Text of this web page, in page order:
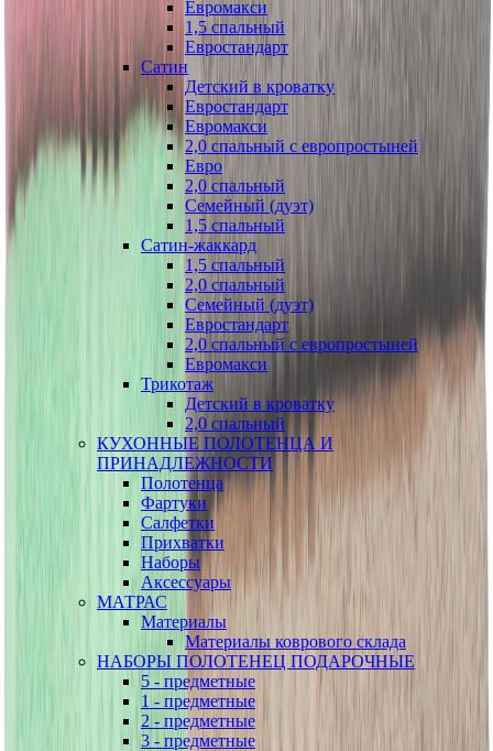
Евромакси
1,5 спальный
Евростандарт
Сатин
Детский в кроватку
Евростандарт
Евромакси
2,0 спальный с европростыней
Евро
2,0 спальный
Семейный (дуэт)
1,5 спальный
Сатин-жаккард
1,5 спальный
2,0 спальный
Семейный (дуэт)
Евростандарт
2,0 спальный с европростыней
Евромакси
Трикотаж
Детский в кроватку
2,0 спальный
КУХОННЫЕ ПОЛОТЕНЦА И
ПРИНАДЛЕЖНОСТИ
Полотенца
Фартуки
Салфетки
Прихватки
Наборы
Аксессуары
МАТРАС
Материалы
Материалы коврового склада
НАБОРЫ ПОЛОТЕНЕЦ ПОДАРОЧНЫЕ
5 - предметные
1 - предметные
2 - предметные
3 - предметные